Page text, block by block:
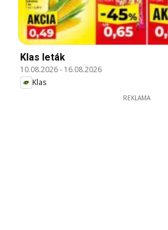
Klas leták
10.08.2026- 16.08.2026
Klas
REKLAMA